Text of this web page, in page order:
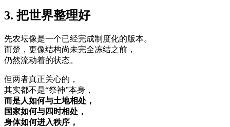
3. 把世界整理好
先农坛像是一个已经完成制度化的版本。
而楚，更像结构尚未完全冻结之前，
仍然流动着的状态。
但两者真正关心的，
其实都不是“祭神”本身，
而是人如何与土地相处，
国家如何与四时相处，
身体如何进入秩序，